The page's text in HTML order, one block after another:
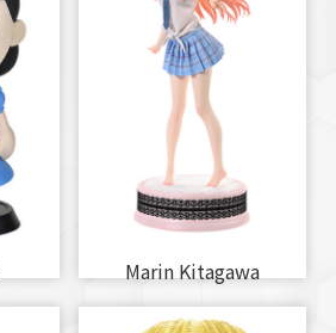
Marin Kitagawa